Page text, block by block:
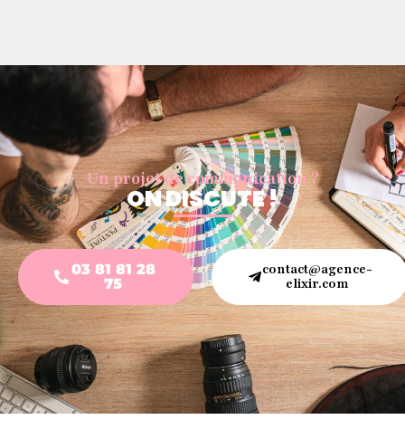
Un projet de communication ?
ON DISCUTE !
03 81 81 28
75
contact@agence-
elixir.com